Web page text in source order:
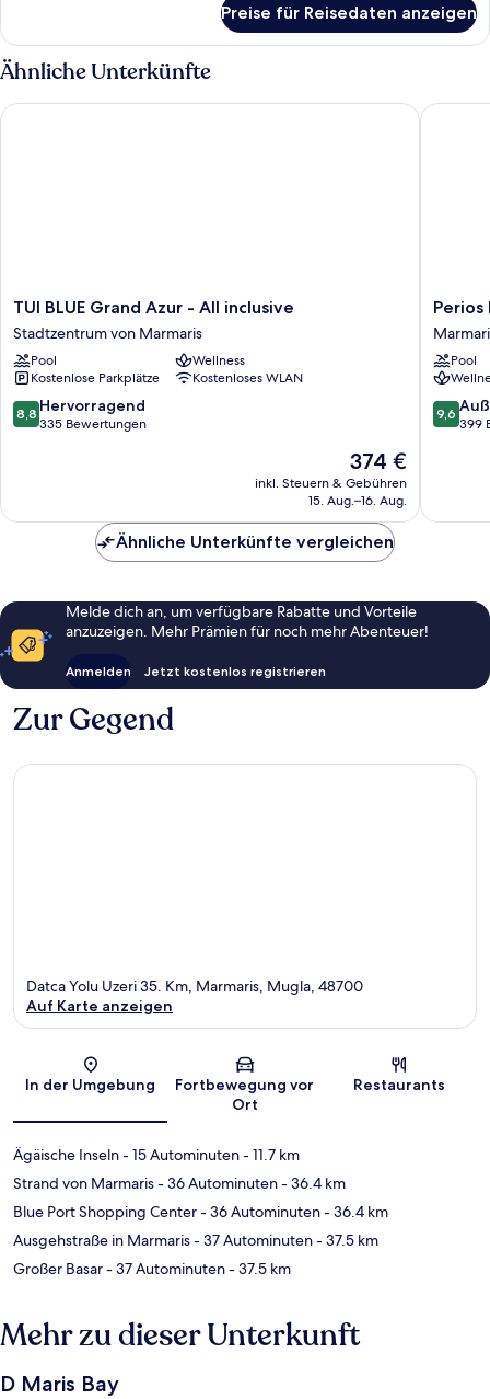
Suite,
Meerblick
Preise für Reisedaten anzeigen
Ähnliche Unterkünfte
TUI
BLUE
Grand
Azur
-
All
inclusive
TUI BLUE Grand Azur - All inclusive
Stadtzentrum von Marmaris
Pool
Wellness
Kostenlose Parkplätze
Kostenloses WLAN
8.8
von
8,8 Hervorragend
335 Bewertungen
Der
Preis
beträgt
374 €
inkl. Steuern & Gebühren
15. Aug.–16. Aug.
TUI BLUE Grand Azur - All inclusive
Perios
Beach
House
-
Adults
Only
Perios
Pool
9.6
von
9,6
399
Perios
Ähnliche Unterkünfte vergleichen
Melde dich an, um verfügbare Rabatte und Vorteile
anzuzeigen. Mehr Prämien für noch mehr Abenteuer!
Anmelden Jetzt kostenlos registrieren
Zur Gegend
Karte
Datca Yolu Uzeri 35. Km, Marmaris, Mugla, 48700
Auf Karte anzeigen
In der Umgebung
Fortbewegung vor
Ort
Restaurants
Ägäische Inseln- 15 Autominuten- 11.7 km
Strand von Marmaris- 36 Autominuten- 36.4 km
Blue Port Shopping Center- 36 Autominuten- 36.4 km
Ausgehstraße in Marmaris- 37 Autominuten- 37.5 km
Großer Basar- 37 Autominuten- 37.5 km
Mehr zu dieser Unterkunft
D Maris Bay